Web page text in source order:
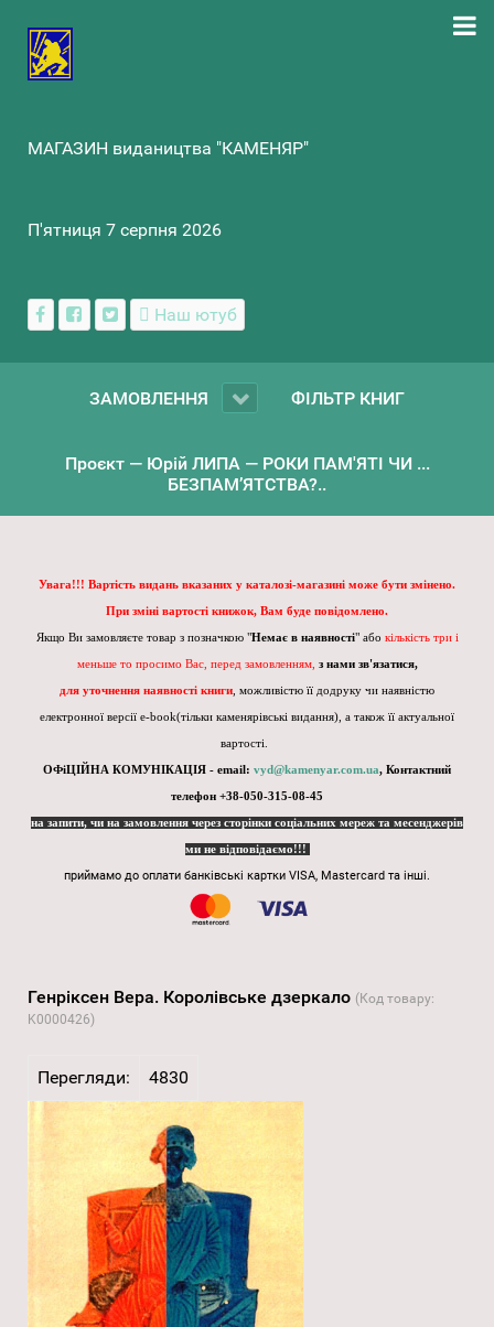
МАГАЗИН видаництва "КАМЕНЯР"
П'ятниця 7 серпня 2026
Наш ютуб
ЗАМОВЛЕННЯ ФІЛЬТР КНИГ
Проєкт — Юрій ЛИПА — РОКИ ПАМ'ЯТІ ЧИ ...
БЕЗПАМ’ЯТСТВА?..
Увага!!! Вартість видань вказаних у каталозі-магазині може бути змінено.
При зміні вартості книжок, Вам буде повідомлено.
Якщо Ви замовляєте товар з позначкою "Немає в наявності" або кількість три і
меньше то просимо Вас, перед замовленням, з нами зв'язатися,
для уточнення наявності книги , можливістю її додруку чи наявністю
електронної версії e-book(тільки каменярівські видання), а також її актуальної
вартості.
ОФіЦІЙНА КОМУНІКАЦІЯ - email: vyd@kamenyar.com.ua, Контактний
телефон +38-050-315-08-45
на запити, чи на замовлення через сторінки соціальних мереж та месенджерів
ми не відповідаємо!!!
приймамо до оплати банківські картки VISA, Mastercard та інші.
Генріксен Вера. Королівське дзеркало (Код товару:
K0000426)
Перегляди: 4830